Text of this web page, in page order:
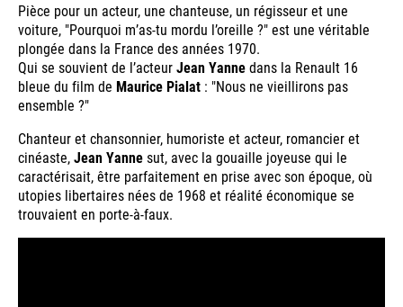
Pièce pour un acteur, une chanteuse, un régisseur et une
voiture, "Pourquoi m’as-tu mordu l’oreille ?" est une véritable
plongée dans la France des années 1970.
Qui se souvient de l’acteurJean Yannedans la Renault 16
bleue du film de Maurice Pialat : "Nous ne vieillirons pas
ensemble ?"
Chanteur et chansonnier, humoriste et acteur, romancier et
cinéaste,Jean Yannesut, avec la gouaille joyeuse qui le
caractérisait, être parfaitement en prise avec son époque, où
utopies libertaires nées de 1968 et réalité économique se
trouvaient en porte-à-faux.